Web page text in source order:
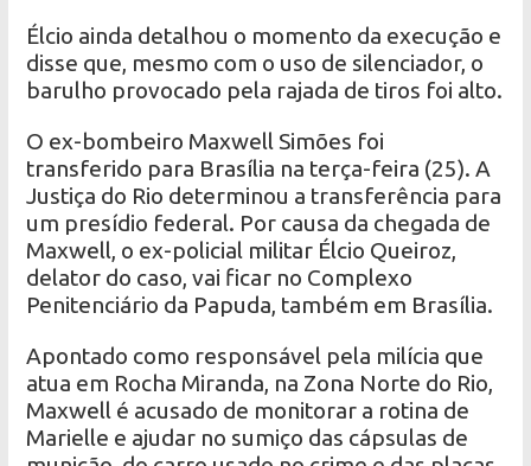
Élcio ainda detalhou o momento da execução e
disse que, mesmo com o uso de silenciador, o
barulho provocado pela rajada de tiros foi alto.
O ex-bombeiro Maxwell Simões foi
transferido para Brasília na terça-feira (25). A
Justiça do Rio determinou a transferência para
um presídio federal. Por causa da chegada de
Maxwell, o ex-policial militar Élcio Queiroz,
delator do caso, vai ficar no Complexo
Penitenciário da Papuda, também em Brasília.
Apontado como responsável pela milícia que
atua em Rocha Miranda, na Zona Norte do Rio,
Maxwell é acusado de monitorar a rotina de
Marielle e ajudar no sumiço das cápsulas de